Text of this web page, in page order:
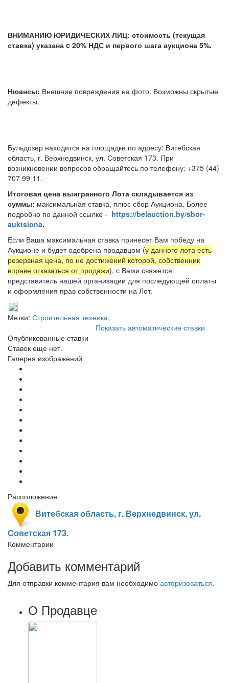
ВНИМАНИЮ ЮРИДИЧЕСКИХ ЛИЦ: стоимость (текущая
ставка) указана c 20% НДС и первого шага аукциона 5%.
Нюансы: Внешние повреждения на фото. Возможны скрытые
дефекты.
Бульдозер находится на площадке по адресу: Витебская
область, г. Верхнедвинск, ул. Советская 173. При
возникновении вопросов обращайтесь по телефону: +375 (44)
707 99 11.
Итоговая цена выигранного Лота складывается из
суммы: максимальная ставка, плюс сбор Аукциона. Более
подробно по данной ссылке - https://belauction.by/sbor-
auktsiona.
Если Ваша максимальная ставка принесет Вам победу на
Аукционе и будет одобрена продавцом (у данного лота есть
резервная цена, по не достижений которой, собственник
вправе отказаться от продажи), с Вами свяжется
представитель нашей организации для последующей оплаты
и оформления прав собственности на Лот.
Метки: Строительная техника,
Показать автоматические ставки
Опубликованные ставки
Ставок еще нет.
Галерея изображений
Расположение
Витебская область, г. Верхнедвинск, ул.
Советская 173.
Комментарии
Добавить комментарий
Для отправки комментария вам необходимо авторизоваться.
О Продавце